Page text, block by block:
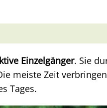
Einzelgänger. Sie
meiste Zeit
Tages.